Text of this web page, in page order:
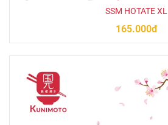
SSM HOTATE XL
165.000đ